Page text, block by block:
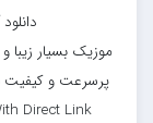
موزیک بسیار زیبا
پرسرعت و کیفیت
Direct Link